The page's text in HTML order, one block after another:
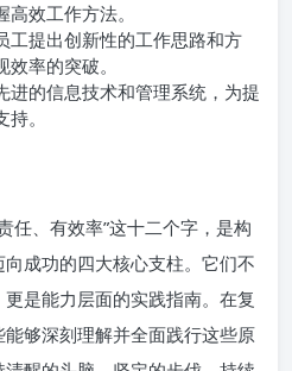
效工作方法。
工提出创新性的工作思路和方
率的突破。
进的信息技术和管理系统，为提
。
任、有效率”这十二个字，是构
成功的四大核心支柱。它们不
是能力层面的实践指南。在复
够深刻理解并全面践行这些原